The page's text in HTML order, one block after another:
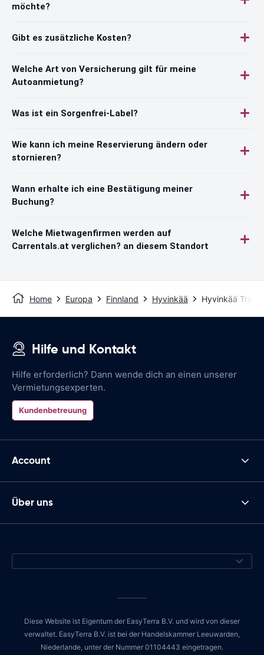
möchte?
Gibt es zusätzliche Kosten?
Welche Art von Versicherung gilt für meine
Autoanmietung?
Was ist ein Sorgenfrei-Label?
Wie kann ich meine Reservierung ändern oder
stornieren?
Wann erhalte ich eine Bestätigung meiner
Buchung?
Welche Mietwagenfirmen werden auf
Carrentals.at verglichen? an diesem Standort
Home Europa Finnland Hyvinkää Hyvinkää Train
Hilfe und Kontakt
Hilfe erforderlich? Dann wende dich an einen unserer
Vermietungsexperten.
Kundenbetreuung
Account
Über uns
Diese Website ist Eigentum der EasyTerra B.V. und wird von dieser
verwaltet. EasyTerra B.V. ist bei der Handelskammer Leeuwarden,
Niederlande, unter der Nummer 01104443 eingetragen.